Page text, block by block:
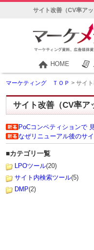
サイト改善（CV率ア
HOME
マーケティング ＴＯＰ > サイ
サイト改善（CV率ア
PoCコンペティションで
なぜリニューアル後のサ
■カテゴリ一覧
LPOツール(20)
サイト内検索ツール(5)
DMP(2)